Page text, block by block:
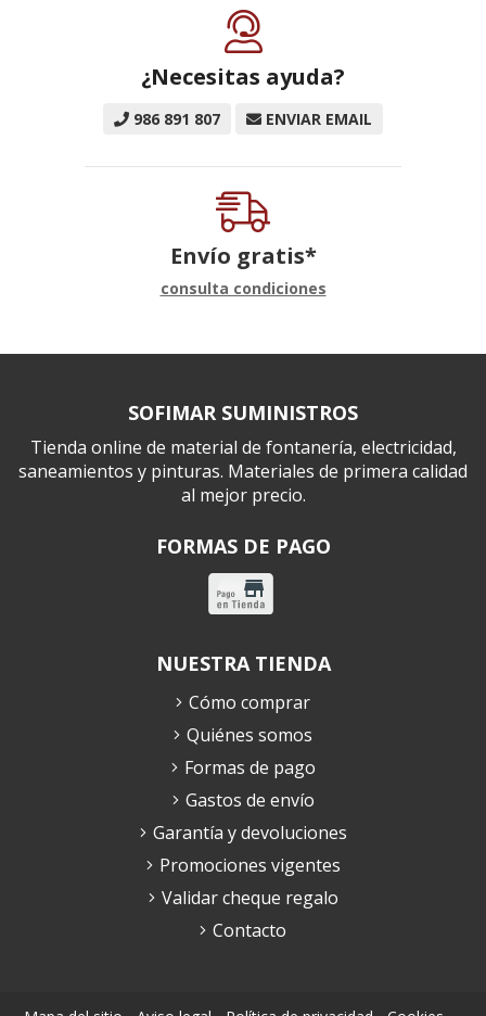
¿Necesitas ayuda?
986 891 807 ENVIAR EMAIL
Envío gratis*
consulta condiciones
SOFIMAR SUMINISTROS
Tienda online de material de fontanería, electricidad,
saneamientos y pinturas. Materiales de primera calidad
al mejor precio.
FORMAS DE PAGO
NUESTRA TIENDA
Cómo comprar
Quiénes somos
Formas de pago
Gastos de envío
Garantía y devoluciones
Promociones vigentes
Validar cheque regalo
Contacto